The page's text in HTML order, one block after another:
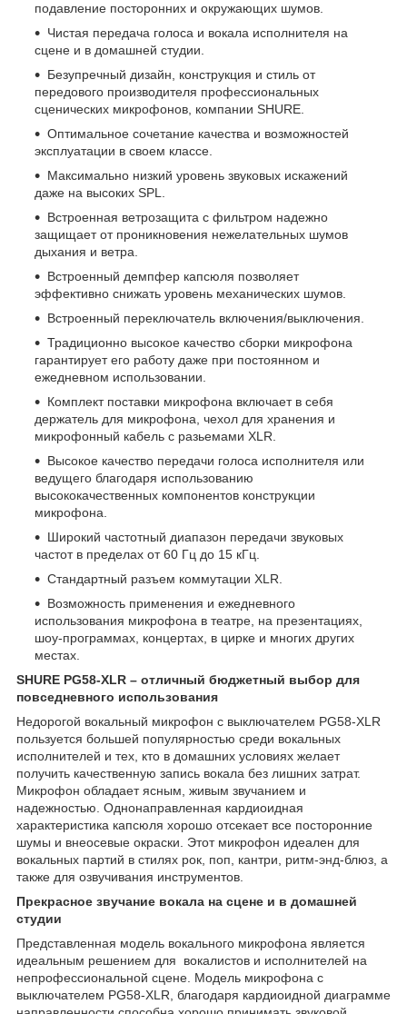
подавление посторонних и окружающих шумов.
Чистая передача голоса и вокала исполнителя на
сцене и в домашней студии.
Безупречный дизайн, конструкция и стиль от
передового производителя профессиональных
сценических микрофонов, компании SHURE.
Оптимальное сочетание качества и возможностей
эксплуатации в своем классе.
Максимально низкий уровень звуковых искажений
даже на высоких SPL.
Встроенная ветрозащита с фильтром надежно
защищает от проникновения нежелательных шумов
дыхания и ветра.
Встроенный демпфер капсюля позволяет
эффективно снижать уровень механических шумов.
Встроенный переключатель включения/выключения.
Традиционно высокое качество сборки микрофона
гарантирует его работу даже при постоянном и
ежедневном использовании.
Комплект поставки микрофона включает в себя
держатель для микрофона, чехол для хранения и
микрофонный кабель с разьемами XLR.
Высокое качество передачи голоса исполнителя или
ведущего благодаря использованию
высококачественных компонентов конструкции
микрофона.
Широкий частотный диапазон передачи звуковых
частот в пределах от 60 Гц до 15 кГц.
Стандартный разъем коммутации XLR.
Возможность применения и ежедневного
использования микрофона в театре, на презентациях,
шоу-программах, концертах, в цирке и многих других
местах.
SHURE PG58-XLR – отличный бюджетный выбор для
повседневного использования
Недорогой вокальный микрофон с выключателем PG58-XLR
пользуется большей популярностью среди вокальных
исполнителей и тех, кто в домашних условиях желает
получить качественную запись вокала без лишних затрат.
Микрофон обладает ясным, живым звучанием и
надежностью. Однонаправленная кардиоидная
характеристика капсюля хорошо отсекает все посторонние
шумы и внеосевые окраски. Этот микрофон идеален для
вокальных партий в стилях рок, поп, кантри, ритм-энд-блюз, а
также для озвучивания инструментов.
Прекрасное звучание вокала на сцене и в домашней
студии
Представленная модель вокального микрофона является
идеальным решением для вокалистов и исполнителей на
непрофессиональной сцене. Модель микрофона с
выключателем PG58-XLR, благодаря кардиоидной диаграмме